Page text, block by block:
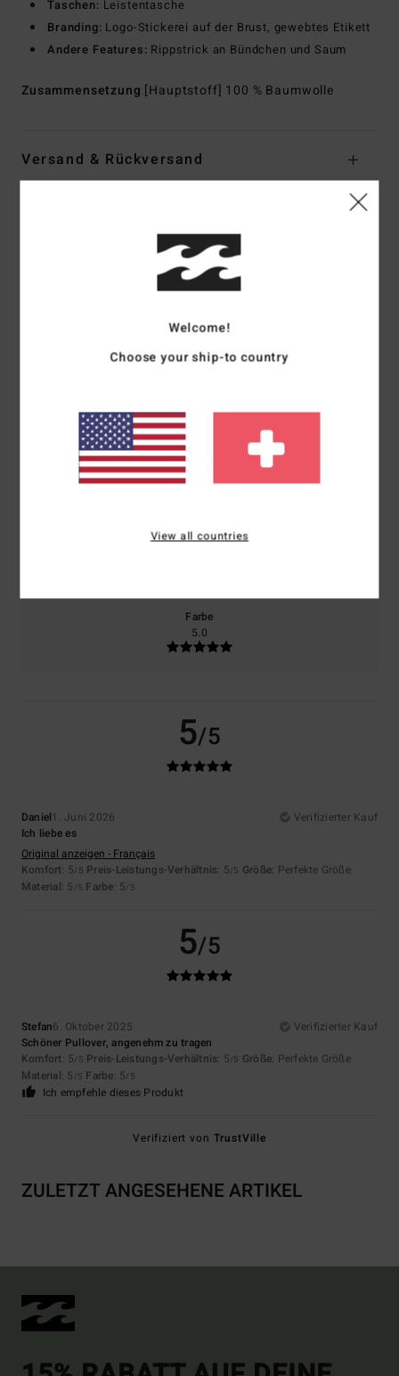
Taschen: Leistentasche
Branding: Logo-Stickerei auf der Brust, gewebtes Etikett
Andere Features: Rippstrick an Bündchen und Saum
Zusammensetzung [Hauptstoff] 100 % Baumwolle
Versand & Rückversand
Kundenbewertungen
Durchschnittliche Bewertung
5.0
50% unserer Kunden empfehlen dieses Produkt
Komfort
5.0
Preis-Leistungs-Verhältnis
5.0
Farbe
5.0
5/5
Daniel1. Juni 2026
Verifizierter Kauf
Ich liebe es
Original anzeigen - Français
Komfort: 5/5 Preis-Leistungs-Verhältnis: 5/5 Größe: Perfekte Größe
Material: 5 /5 Farbe: 5/5
5/5
Stefan6. Oktober 2025
Verifizierter Kauf
Schöner Pullover, angenehm zu tragen
Komfort: 5/5 Preis-Leistungs-Verhältnis: 5/5 Größe: Perfekte Größe
Material: 5 /5 Farbe: 5/5
Ich empfehle dieses Produkt
Verifiziert von TrustVille
ZULETZT ANGESEHENE ARTIKEL
Welcome!
Choose your ship-to country
View all countries